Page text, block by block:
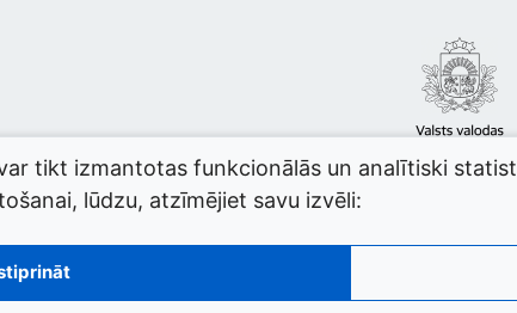
tikt izmantotas funkcionālās un analītiski
lūdzu, atzīmējiet savu izvēli: